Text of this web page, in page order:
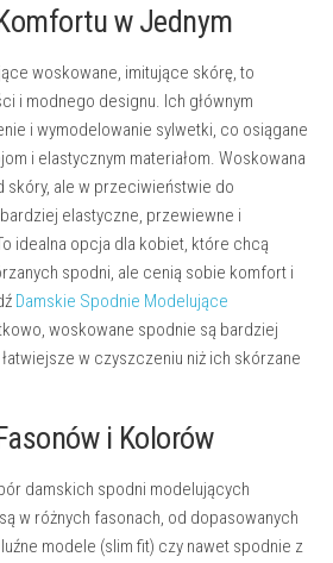
w Jednym
woskowane, imitujące skórę, to
i modnego designu. Ich głównym
i wymodelowanie sylwetki, co osiągane
i elastycznym materiałom. Woskowana
skóry, ale w przeciwieństwie do
elastyczne, przewiewne i
idealna opcja dla kobiet, które chcą
spodni, ale cenią sobie komfort i
Damskie Spodnie Modelujące
woskowane spodnie są bardziej
w czyszczeniu niż ich skórzane
i Kolorów
damskich spodni modelujących
w różnych fasonach, od dopasowanych
modele (slim fit) czy nawet spodnie z